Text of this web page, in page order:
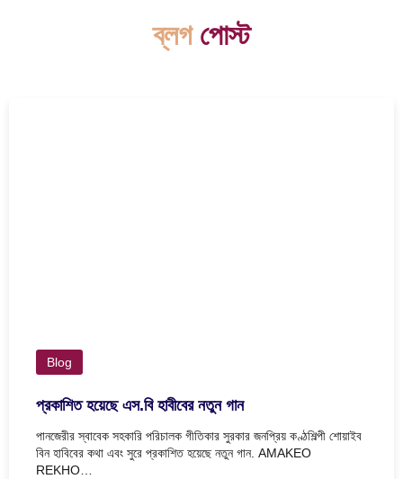
ব্লগ পোস্ট
Blog
প্রকাশিত হয়েছে এস.বি হাবীবের নতুন গান
পানজেরীর স্বাবেক সহকারি পরিচালক গীতিকার সুরকার জনপ্রিয় কণ্ঠশিল্পী শোয়াইব
বিন হাবিবের কথা এবং সুরে প্রকাশিত হয়েছে নতুন গান. AMAKEO
REKHO…